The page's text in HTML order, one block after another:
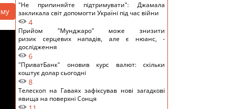
"Не припиняйте підтримувати": Джамала
закликала світ допомогти Україні під час війни
4
Прийом "Мунджаро" може знизити
ризик серцевих нападів, але є нюанс, -
дослідження
6
"ПриватБанк" оновив курс валют: скільки
коштує долар сьогодні
8
Телескоп на Гаваях зафіксував нові загадкові
явища на поверхні Сонця